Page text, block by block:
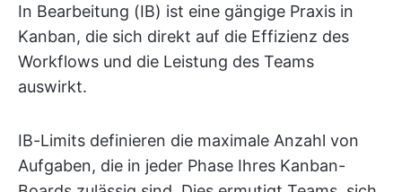
In Bearbeitung (IB) ist eine gängige Praxis in
Kanban, die sich direkt auf die Effizienz des
Workflows und die Leistung des Teams
auswirkt.
IB-Limits definieren die maximale Anzahl von
Aufgaben, die in jeder Phase Ihres Kanban-